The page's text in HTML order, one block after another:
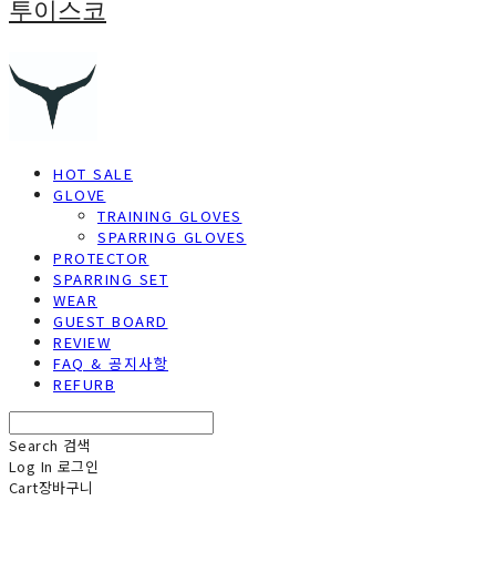
투이스코
HOT SALE
GLOVE
TRAINING GLOVES
SPARRING GLOVES
PROTECTOR
SPARRING SET
WEAR
GUEST BOARD
REVIEW
FAQ & 공지사항
REFURB
Search 검색
Log In 로그인
Cart장바구니